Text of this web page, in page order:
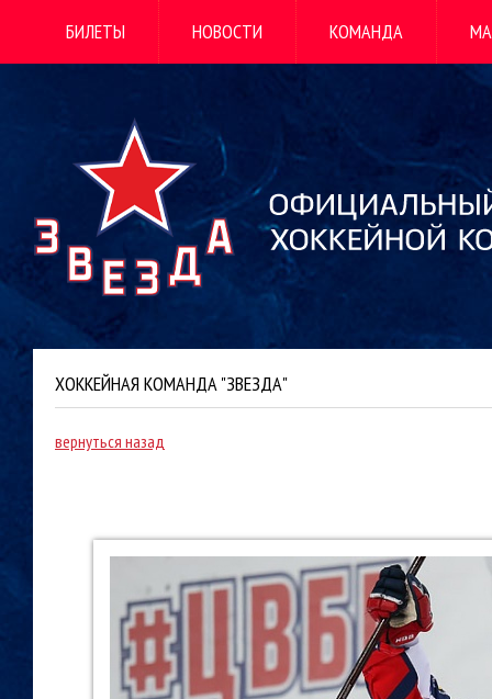
БИЛЕТЫ НОВОСТИ КОМАНДА
ХОККЕЙНАЯ КОМАНДА "ЗВЕЗДА"
вернуться назад